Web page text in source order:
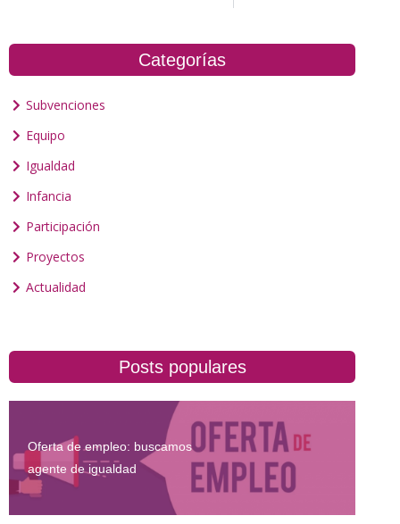
Categorías
Subvenciones
Equipo
Igualdad
Infancia
Participación
Proyectos
Actualidad
Posts populares
Oferta de empleo: buscamos
agente de igualdad